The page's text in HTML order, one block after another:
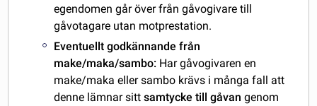
egendomen går över från gåvogivare till
gåvotagare utan motprestation.
Eventuellt godkännande från
make/maka/sambo: Har gåvogivaren en
make/maka eller sambo krävs i många fall att
denne lämnar sittsamtycke till gåvan genom